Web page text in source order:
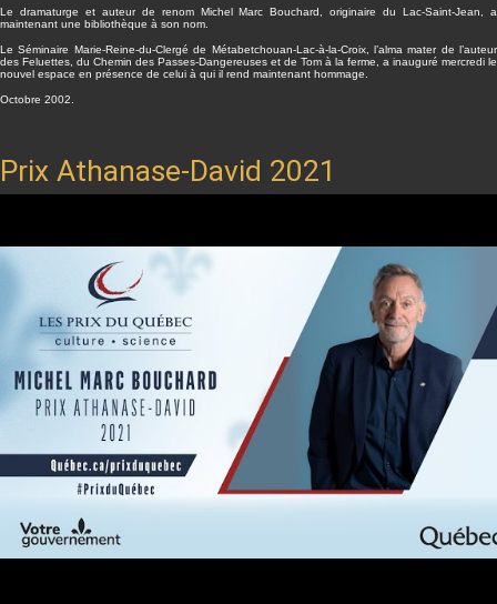
Le dramaturge et auteur de renom Michel Marc Bouchard, originaire du Lac-Saint-Jean, a
maintenant une bibliothèque à son nom.
Le Séminaire Marie-Reine-du-Clergé de Métabetchouan-Lac-à-la-Croix, l’alma mater de l’auteur
des Feluettes, du Chemin des Passes-Dangereuses et de Tom à la ferme, a inauguré mercredi le
nouvel espace en présence de celui à qui il rend maintenant hommage.
Octobre 2002.
Prix Athanase-David 2021